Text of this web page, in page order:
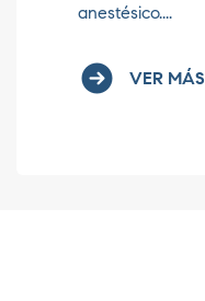
anestésico....
VER MÁS